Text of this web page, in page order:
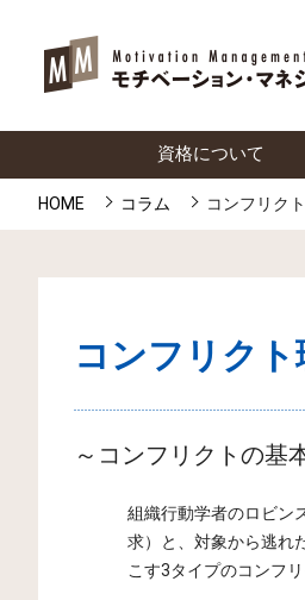
資格について
HOME コラム コンフリク
コンフリクト
～コンフリクトの基
組織行動学者のロビン
求）と、対象から逃れ
こす3タイプのコンフ